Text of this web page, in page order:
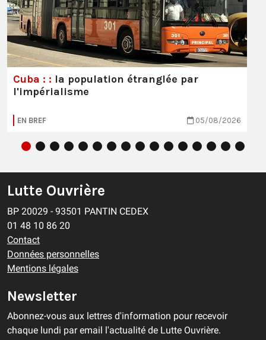
Cuba : : la population étranglée par
l'impérialisme
EN BREF 05/08/2026
Lutte Ouvrière
BP 20029 - 93501 PANTIN CEDEX
01 48 10 86 20
Contact
Données personnelles
Mentions légales
Newsletter
Abonnez-vous aux lettres d'information pour recevoir
chaque lundi par email l'actualité de Lutte Ouvrière.